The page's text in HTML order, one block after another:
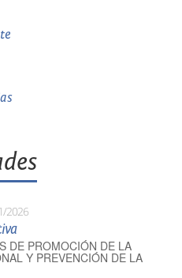
2026
DE PROMOCIÓN DE LA
Y PREVENCIÓN DE LA